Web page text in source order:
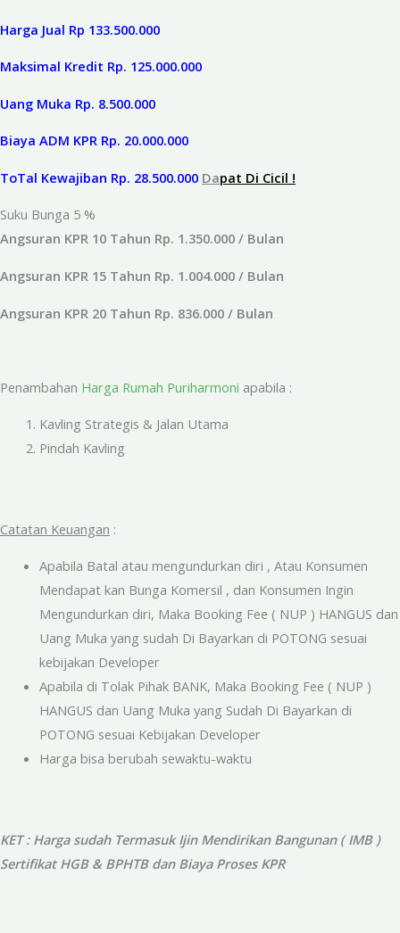
Harga Jual Rp 133.500.000
Maksimal Kredit Rp. 125.000.000
Uang Muka Rp. 8.500.000
Biaya ADM KPR Rp. 20.000.000
ToTal Kewajiban Rp. 28.500.000 Dapat Di Cicil !
Suku Bunga 5 %
Angsuran KPR 10 Tahun Rp. 1.350.000 / Bulan
Angsuran KPR 15 Tahun Rp. 1.004.000 / Bulan
Angsuran KPR 20 Tahun Rp. 836.000 / Bulan
Penambahan Harga Rumah Puriharmoni apabila :
Kavling Strategis & Jalan Utama
Pindah Kavling
Catatan Keuangan :
Apabila Batal atau mengundurkan diri , Atau Konsumen
Mendapat kan Bunga Komersil , dan Konsumen Ingin
Mengundurkan diri, Maka Booking Fee ( NUP ) HANGUS dan
Uang Muka yang sudah Di Bayarkan di POTONG sesuai
kebijakan Developer
Apabila di Tolak Pihak BANK, Maka Booking Fee ( NUP )
HANGUS dan Uang Muka yang Sudah Di Bayarkan di
POTONG sesuai Kebijakan Developer
Harga bisa berubah sewaktu-waktu
KET : Harga sudah Termasuk Ijin Mendirikan Bangunan ( IMB )
Sertifikat HGB & BPHTB dan Biaya Proses KPR